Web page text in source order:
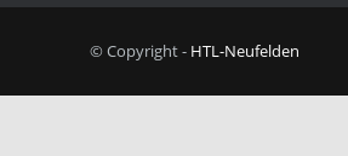
© Copyright - HTL-Neufelden